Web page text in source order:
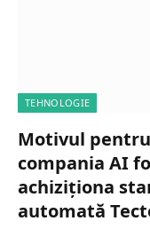
TEHNOLOGIE
Motivul
compania AI
achiziționa
automată